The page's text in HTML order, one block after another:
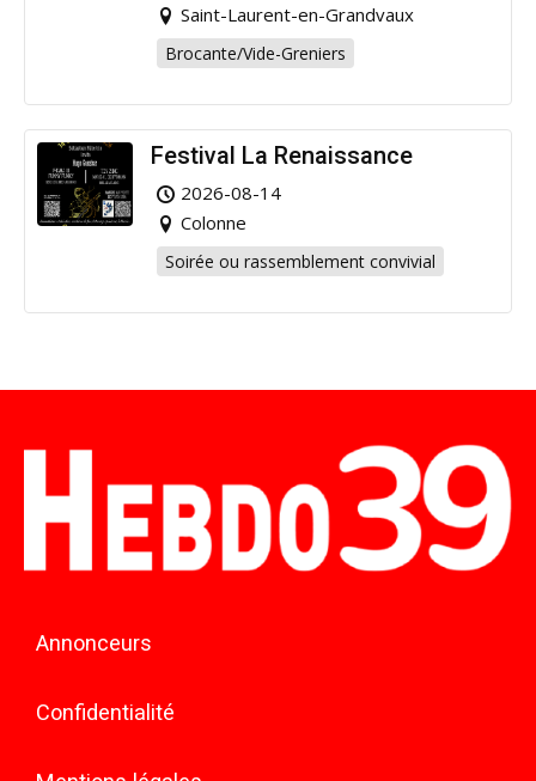
Saint-Laurent-en-Grandvaux
Brocante/Vide-Greniers
Festival La Renaissance
2026-08-14
Colonne
Soirée ou rassemblement convivial